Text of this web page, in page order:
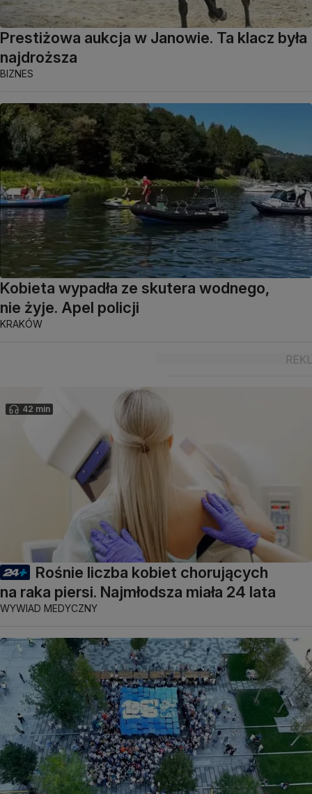
Prestiżowa aukcja w Janowie. Ta klacz była
najdroższa
BIZNES
Kobieta wypadła ze skutera wodnego,
nie żyje. Apel policji
KRAKÓW
42 min
Rośnie liczba kobiet chorujących
na raka piersi. Najmłodsza miała 24 lata
WYWIAD MEDYCZNY